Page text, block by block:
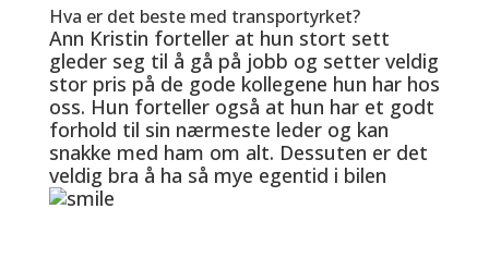
Hva er det beste med transportyrket?
Ann Kristin forteller at hun stort sett
gleder seg til å gå på jobb og setter veldig
stor pris på de gode kollegene hun har hos
oss. Hun forteller også at hun har et godt
forhold til sin nærmeste leder og kan
snakke med ham om alt. Dessuten er det
veldig bra å ha så mye egentid i bilen